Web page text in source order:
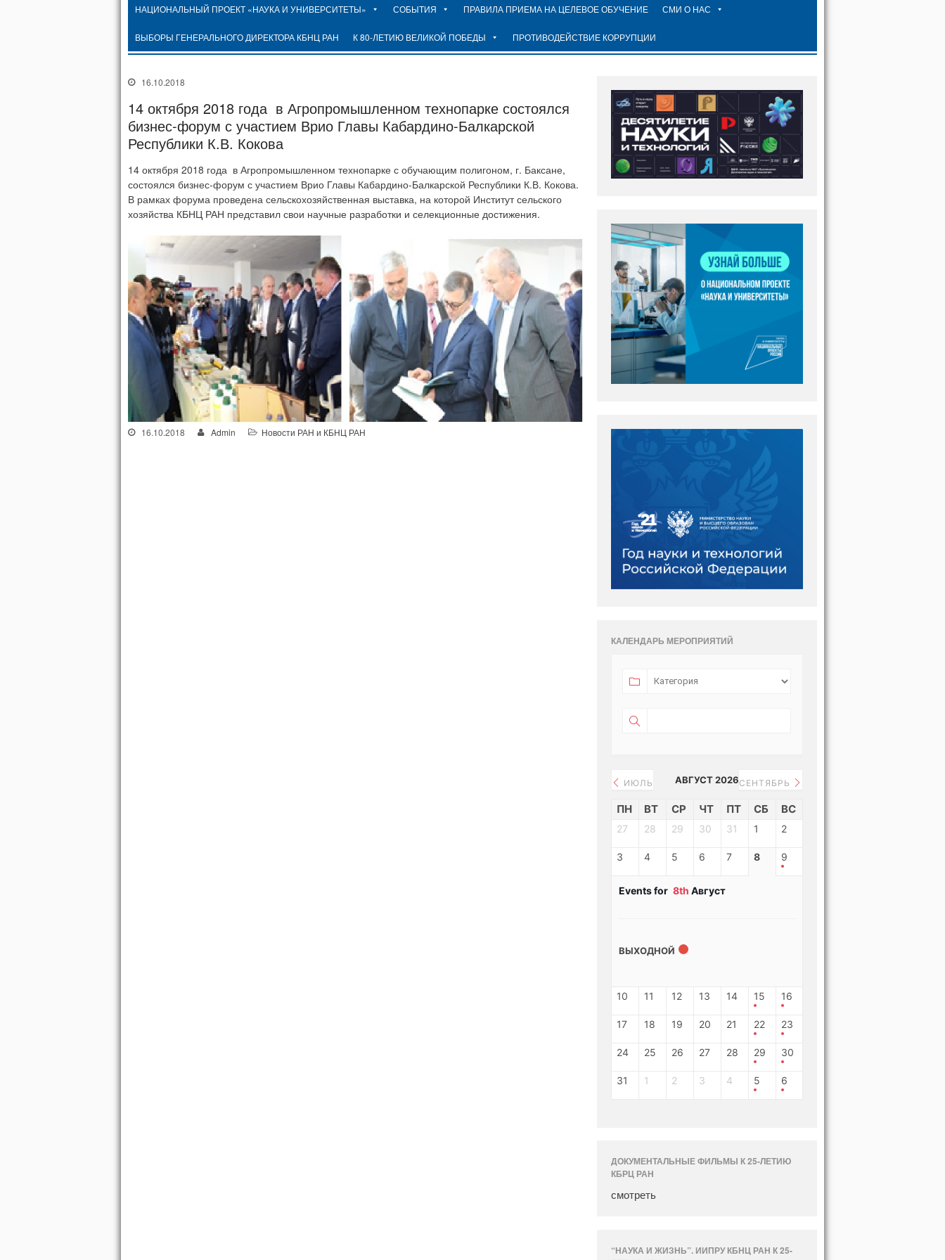
НАЦИОНАЛЬНЫЙ ПРОЕКТ «НАУКА И УНИВЕРСИТЕТЫ» СОБЫТИЯ ПРАВИЛА ПРИЕМА НА ЦЕЛЕВОЕ ОБУЧЕНИЕ СМИ О НАС
ВЫБОРЫ ГЕНЕРАЛЬНОГО ДИРЕКТОРА КБНЦ РАН К 80-ЛЕТИЮ ВЕЛИКОЙ ПОБЕДЫ ПРОТИВОДЕЙСТВИЕ КОРРУПЦИИ
16.10.2018
14 октября 2018 года в Агропромышленном технопарке состоялся
бизнес-форум с участием Врио Главы Кабардино-Балкарской
Республики К.В. Кокова
14 октября 2018 года в Агропромышленном технопарке с обучающим полигоном, г. Баксане,
состоялся бизнес-форум с участием Врио Главы Кабардино-Балкарской Республики К.В. Кокова.
В рамках форума проведена сельскохозяйственная выставка, на которой Институт сельского
хозяйства КБНЦ РАН представил свои научные разработки и селекционные достижения.
16.10.2018 Admin Новости РАН и КБНЦ РАН
КАЛЕНДАРЬ МЕРОПРИЯТИЙ
ИЮЛЬ АВГУСТ 2026СЕНТЯБРЬ
ПН ВТ СР ЧТ ПТ СБ ВС
27 28 29 30 31 1 2
3 4 5 6 7 8 9
Events for 8th Август
ВЫХОДНОЙ
10 11 12 13 14 15 16
17 18 19 20 21 22 23
24 25 26 27 28 29 30
31 1 2 3 4 5 6
ДОКУМЕНТАЛЬНЫЕ ФИЛЬМЫ К 25-ЛЕТИЮ
КБРЦ РАН
смотреть
“НАУКА И ЖИЗНЬ”. ИИПРУ КБНЦ РАН К 25-